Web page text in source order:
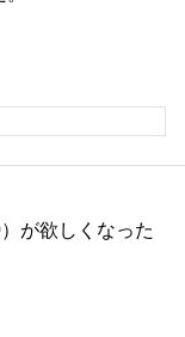
が欲しくなった